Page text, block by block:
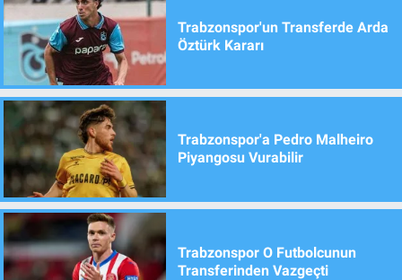
Trabzonspor'un Transferde Arda
Öztürk Kararı
Trabzonspor'a Pedro Malheiro
Piyangosu Vurabilir
Trabzonspor O Futbolcunun
Transferinden Vazgeçti